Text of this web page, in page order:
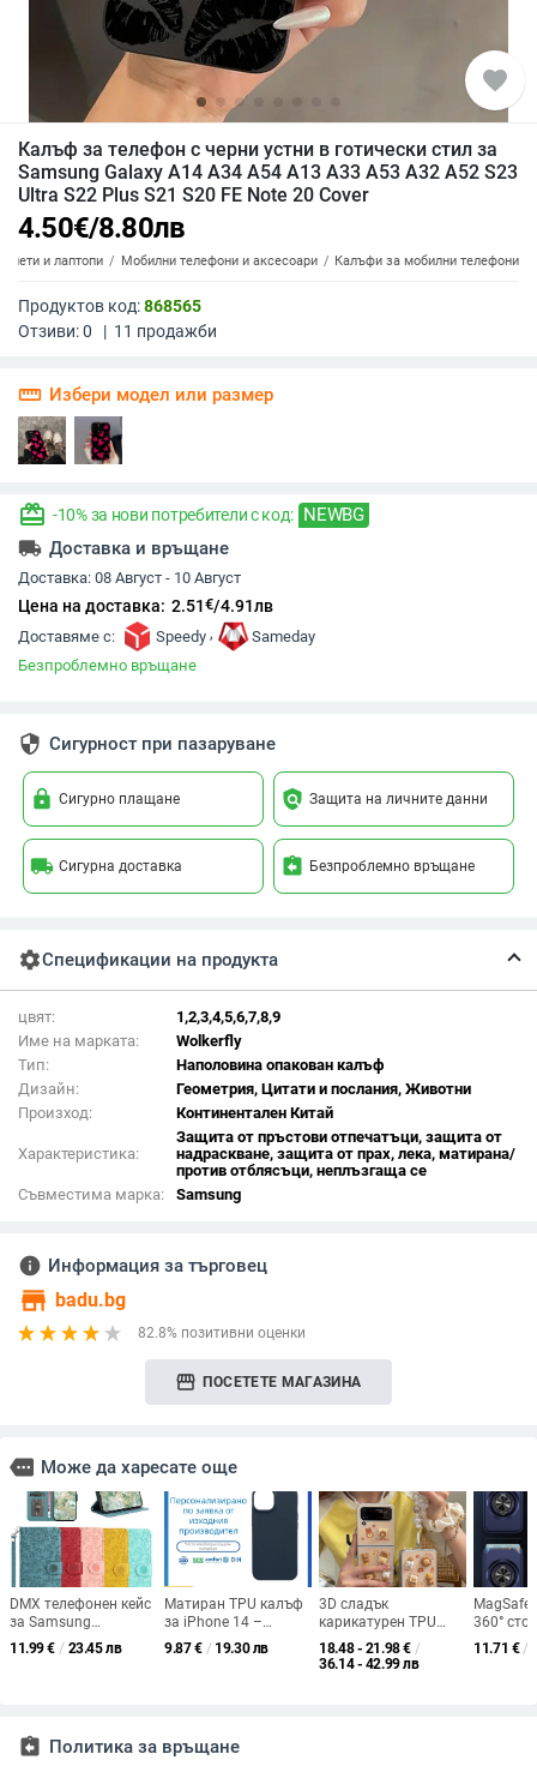
favorite
Калъф за телефон с черни устни в готически стил за
Samsung Galaxy A14 A34 A54 A13 A33 A53 A32 A52 S23
Ultra S22 Plus S21 S20 FE Note 20 Cover
4.50€/8.80лв
и лаптопи Мобилни телефони и аксесоари Калъфи за мобилни телефони
Продуктов код:868565
Отзиви:0 | 11 продажби
straighten Избери модел или размер
redeem -10% за нови потребители с код: NEWBG
local_shipping Доставка и връщане
Доставка: 08 Август - 10 Август
Цена на доставка: 2.51€/4.91лв
Доставяме с: Speedy ,
Sameday
Безпроблемно връщане
security Сигурност при пазаруване
lock Сигурно плащане policy Защита на личните данни
local_shipping Сигурна доставка assignment_return Безпроблемно връщане
settingsСпецификации на продукта
цвят:
1,2,3,4,5,6,7,8,9
Име на марката:
Wolkerfly
Тип:
Наполовина опакован калъф
Дизайн:
Геометрия, Цитати и послания, Животни
Произход:
Континентален Китай
Характеристика:
Защита от пръстови отпечатъци, защита от
надраскване, защита от прах, лека, матирана/
против отблясъци, неплъзгаща се
Съвместима марка:
Samsung
info Информация за търговец
store badu.bg
82.8% позитивни оценки
storefront ПОСЕТЕТЕ МАГАЗИНА
more Може да харесате още
DMX телефонен кейс
за Samsung
S25/S24/S23 Edge с
флип-отварящ се
11.99€ / 23.45 лв
Матиран TPU калъф
за iPhone 14 –
рециклиран
материал,
9.87€ / 19.30 лв
3D сладък
карикатурен TPU
калъф за Samsung
Galaxy Z Flip 6/3/4,
18.48 - 21.98€ /
36.14 - 42.99 лв
360°
силно
11.71 € /
assignment_return Политика за връщане